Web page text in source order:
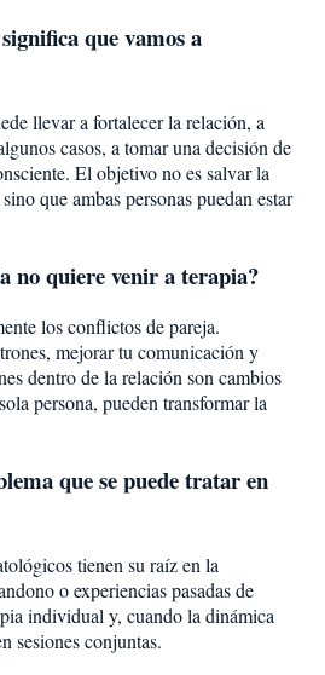
que vamos a
llevar a fortalecer la relación, a
casos, a tomar una decisión de
El objetivo no es salvar la
que ambas personas puedan estar
no quiere venir a terapia?
los conflictos de pareja.
mejorar tu comunicación y
dentro de la relación son cambios
persona, pueden transformar la
que se puede tratar en
tienen su raíz en la
o experiencias pasadas de
individual y, cuando la dinámica
sesiones conjuntas.